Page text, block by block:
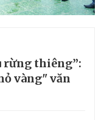
rừng thiêng”:
vàng" văn